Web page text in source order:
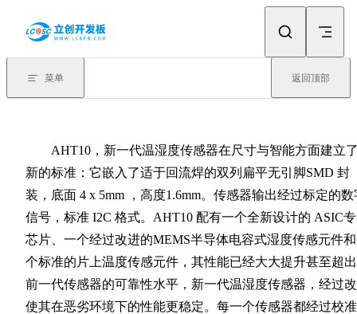
菜单 返回顶部
AHT10，新一代温湿度传感器在尺寸与智能方面建立
新的标准：它嵌入了适于回流焊的双列扁平无引脚SMD 封
装，底面 4 x 5mm ，高度1.6mm。传感器输出经过标定的数
信号，标准 I2C 格式。AHT10 配有一个全新设计的 ASIC
芯片、一个经过改进的MEMS半导体电容式湿度传感元件
个标准的片上温度传感元件，其性能已经大大提升甚至超
前一代传感器的可靠性水平，新一代温湿度传感器，经过
使其在恶劣环境下的性能更稳定。每一个传感器都经过校